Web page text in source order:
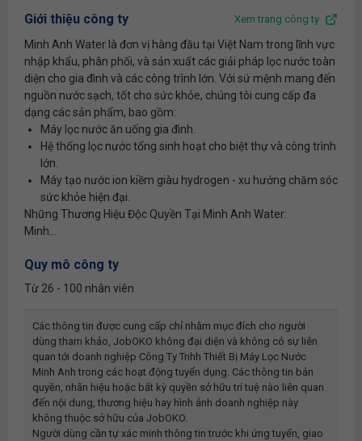
Giới thiệu công ty Xem trang công ty
Minh Anh Water là đơn vị hàng đầu tại Việt Nam trong lĩnh vực
nhập khẩu, phân phối, và sản xuất các giải pháp lọc nước toàn
diện cho gia đình và các công trình lớn. Với sứ mệnh mang đến
nguồn nước sạch, tốt cho sức khỏe, chúng tôi cung cấp đa
dạng các sản phẩm, bao gồm:
Máy lọc nước ăn uống gia đình.
Hệ thống lọc nước tổng sinh hoạt cho biệt thự và công trình
lớn.
Máy tạo nước ion kiềm giàu hydrogen - xu hướng chăm sóc
sức khỏe hiện đại.
Những Thương Hiệu Độc Quyền Tại Minh Anh Water:
Minh...
Quy mô công ty
Từ 26 - 100 nhân viên
Các thông tin được cung cấp chỉ nhằm mục đích cho người
dùng tham khảo, JobOKO không đại diện và không có sự liên
quan tới doanh nghiệp Công Ty Tnhh Thiết Bị Máy Lọc Nước
Minh Anh trong các hoạt động tuyển dụng. Các thông tin bản
quyền, nhãn hiệu hoặc bất kỳ quyền sở hữu trí tuệ nào liên quan
đến nội dung, thương hiệu hay hình ảnh doanh nghiệp này
không thuộc sở hữu của JobOKO.
Người dùng cần tự xác minh thông tin trước khi ứng tuyển, giao